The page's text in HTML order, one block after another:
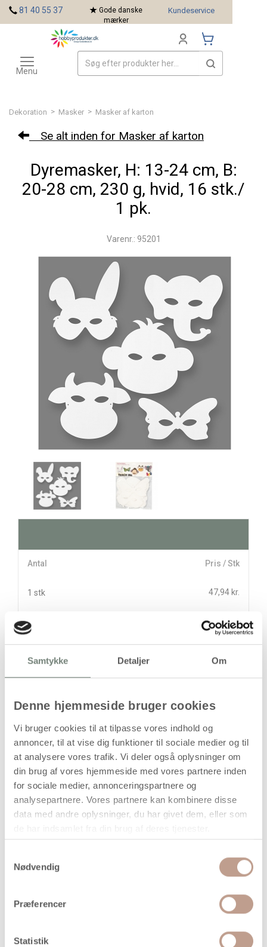
Samtykke Detaljer Om
Denne hjemmeside bruger cookies
Vi bruger cookies til at tilpasse vores indhold og
annoncer, til at vise dig funktioner til sociale medier og til
at analysere vores trafik. Vi deler også oplysninger om
din brug af vores hjemmeside med vores partnere inden
for sociale medier, annonceringspartnere og
analysepartnere. Vores partnere kan kombinere disse
data med andre oplysninger, du har givet dem, eller som
Nødvendig
Præferencer
Statistik
Dekoration > Masker > Masker af karton
Se alt inden for Masker af karton
Dyremasker, H: 13-24 cm, B:
20-28 cm, 230 g, hvid, 16 stk./
1 pk.
Varenr.: 95201
Antal Pris / Stk
1 stk 47,94 kr.
47,94
kr.ekskl. moms)
Læg i kurven
Din bestilling er først bindende,
når vi har bekræftet din ordre.
Levering: 1-3 hverdage
Udstansede figurer af kraftig karton fra TeACH Me®.
i relation til fastelavn og rollespil.
81 40 55 37
Gode danske
mærker
Kundeservice
Toggle
navigation
Menu
Mærker